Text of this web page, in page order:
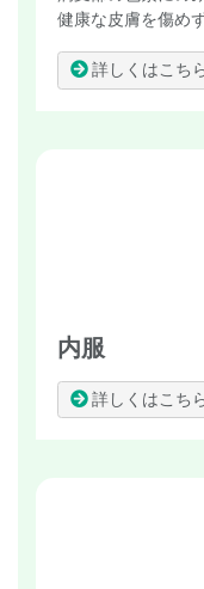
健康な皮膚を傷め
詳しくはこち
内服
詳しくはこち